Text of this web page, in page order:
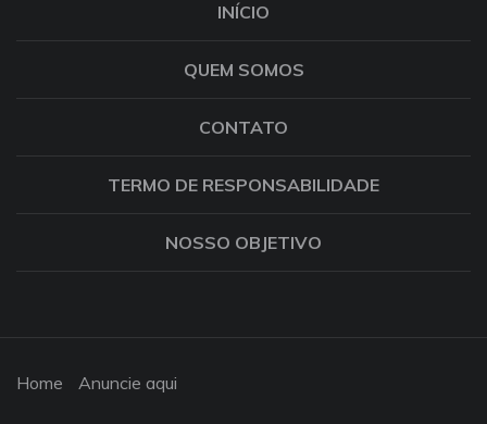
INÍCIO
QUEM SOMOS
CONTATO
TERMO DE RESPONSABILIDADE
NOSSO OBJETIVO
Home Anuncie aqui